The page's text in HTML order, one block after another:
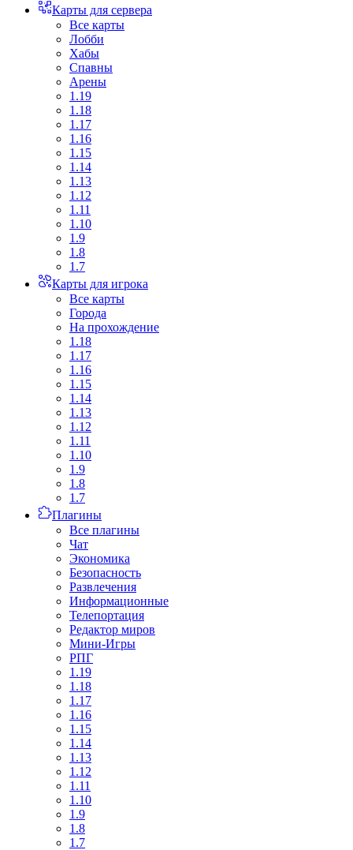
Карты для сервера
Все карты
Лобби
Хабы
Спавны
Арены
1.19
1.18
1.17
1.16
1.15
1.14
1.13
1.12
1.11
1.10
1.9
1.8
1.7
Карты для игрока
Все карты
Города
На прохождение
1.18
1.17
1.16
1.15
1.14
1.13
1.12
1.11
1.10
1.9
1.8
1.7
Плагины
Все плагины
Чат
Экономика
Безопасность
Развлечения
Информационные
Телепортация
Редактор миров
Мини-Игры
РПГ
1.19
1.18
1.17
1.16
1.15
1.14
1.13
1.12
1.11
1.10
1.9
1.8
1.7